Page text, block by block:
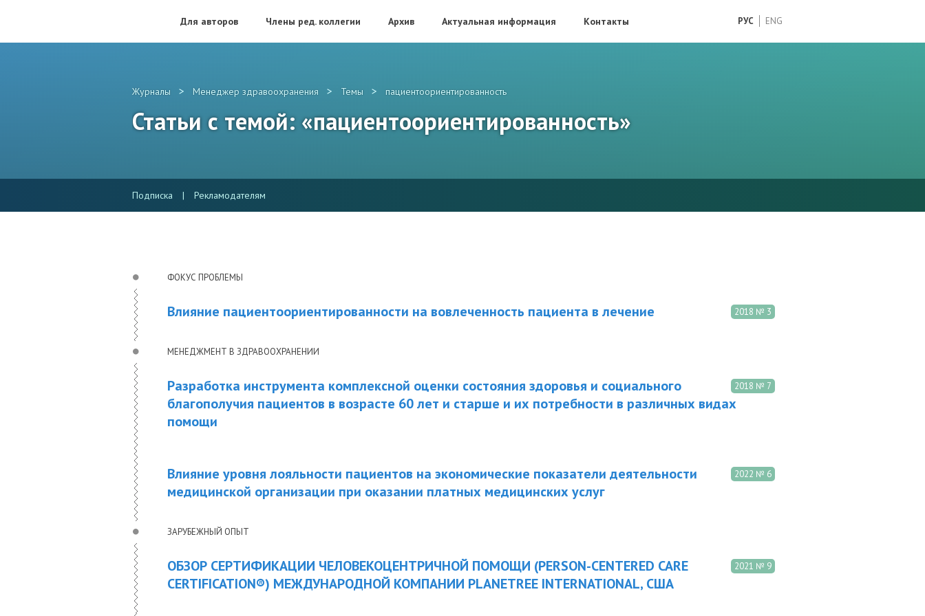
РУС ENG
Для авторов Члены ред. коллегии Архив Актуальная информация Контакты
Журналы > Менеджер здравоохранения > Темы > пациентоориентированность
Статьи с темой: «пациентоориентированность»
Подписка | Рекламодателям
ФОКУС ПРОБЛЕМЫ
2018 № 3
Влияние пациентоориентированности на вовлеченность пациента в лечение
МЕНЕДЖМЕНТ В ЗДРАВООХРАНЕНИИ
2018 № 7
Разработка инструмента комплексной оценки состояния здоровья и социального
благополучия пациентов в возрасте 60 лет и старше и их потребности в различных видах
помощи
2022 № 6
Влияние уровня лояльности пациентов на экономические показатели деятельности
медицинской организации при оказании платных медицинских услуг
ЗАРУБЕЖНЫЙ ОПЫТ
2021 № 9
ОБЗОР СЕРТИФИКАЦИИ ЧЕЛОВЕКОЦЕНТРИЧНОЙ ПОМОЩИ (PERSON-CENTERED CARE
CERTIFICATION®) МЕЖДУНАРОДНОЙ КОМПАНИИ PLANETREE INTERNATIONAL, США